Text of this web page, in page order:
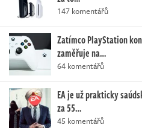
147 komentářů
Zatímco PlayStation
zaměřuje na…
64 komentářů
EA je už prakticky
za 55…
45 komentářů